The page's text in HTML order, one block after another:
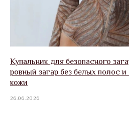
Купальник для безопасного
ровный загар без белых полос
кожи
26.06.2026